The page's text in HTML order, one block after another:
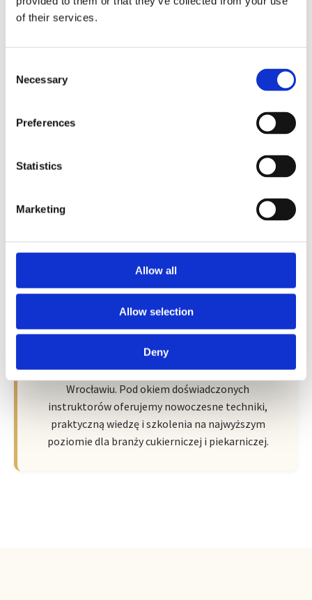
of their services.
Selection
Necessary
Preferences
Statistics
Marketing
Allow all
Allow selection
Deny
Podnieś swoje umiejętności pod okiem mistrzów.
piekarskie w centrum szkoleniowym w Warszawie.
Wroclaw Academy of Baker Arts by
Sempre
Nowa przestrzeń pełna pasji, wiedzy i inspiracji we
Wrocławiu. Pod okiem doświadczonych
instruktorów oferujemy nowoczesne techniki,
praktyczną wiedzę i szkolenia na najwyższym
poziomie dla branży cukierniczej i piekarniczej.